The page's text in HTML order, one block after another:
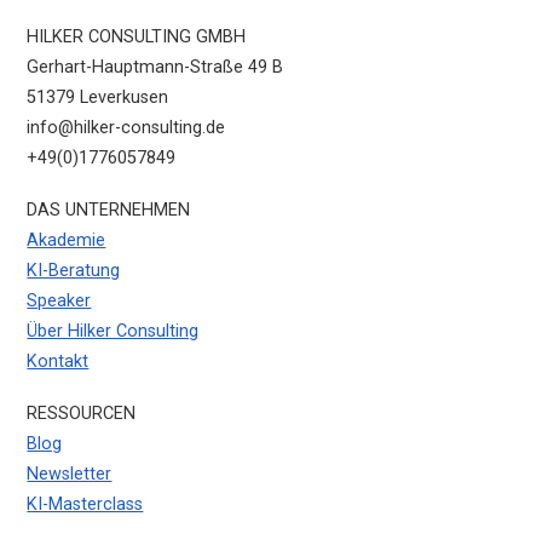
HILKER CONSULTING GMBH
Gerhart-Hauptmann-Straße 49 B
51379 Leverkusen
info@hilker-consulting.de
+49(0)1776057849
DAS UNTERNEHMEN
Akademie
KI-Beratung
Speaker
Über Hilker Consulting
Kontakt
RESSOURCEN
Blog
Newsletter
KI-Masterclass